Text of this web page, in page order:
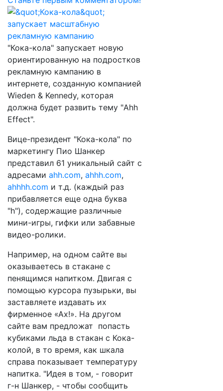
"Кока-кола" запускает новую
ориентированную на подростков
рекламную кампанию в
интернете, созданную компанией
Wieden & Kennedy, которая
должна будет развить тему "Ahh
Effect".
Вице-президент "Кока-кола" по
маркетингу Пио Шанкер
представил 61 уникальный сайт с
адресами ahh.com, ahhh.com,
ahhhh.com и т.д. (каждый раз
прибавляется еще одна буква
"h"), содержащие различные
мини-игры, гифки или забавные
видео-ролики.
Например, на одном сайте вы
оказываетесь в стакане с
пенящимся напитком. Двигая с
помощью курсора пузырьки, вы
заставляете издавать их
фирменное «Ах!». На другом
сайте вам предложат попасть
кубиками льда в стакан с Кока-
колой, в то время, как шкала
справа показывает температуру
напитка. "Идея в том, - говорит
г-н Шанкер, - чтобы сообщить